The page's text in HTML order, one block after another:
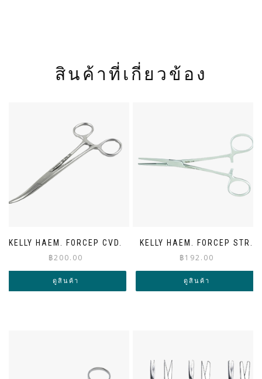
สินค้าที่เกี่ยวข้อง
KELLY HAEM. FORCEP CVD.
฿200.00
ดูสินค้า
KELLY HAEM. FORCEP STR.
฿192.00
ดูสินค้า